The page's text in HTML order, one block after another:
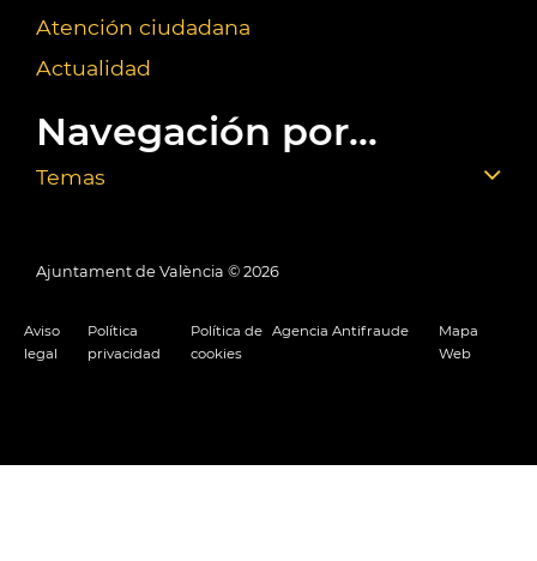
Atención ciudadana
Actualidad
Navegación por...
Temas
Ajuntament de València © 2026
Aviso
legal
Política
privacidad
Política de
cookies
Agencia Antifraude
Mapa
Web